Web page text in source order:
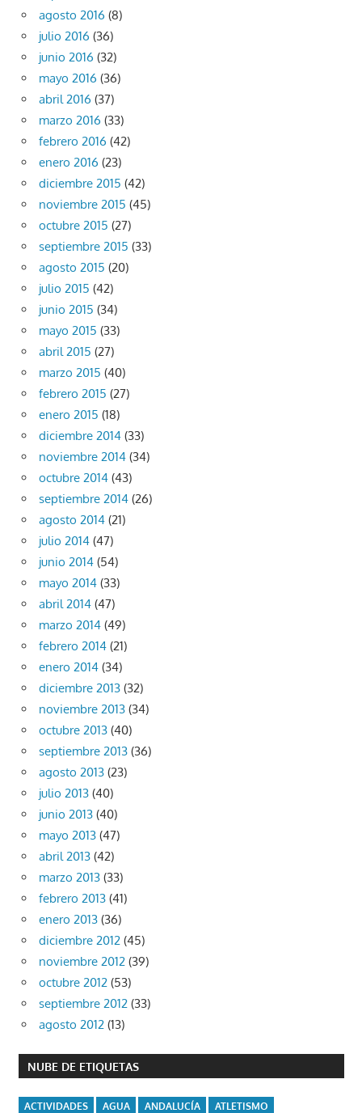
agosto 2016 (8)
julio 2016 (36)
junio 2016 (32)
mayo 2016 (36)
abril 2016 (37)
marzo 2016 (33)
febrero 2016 (42)
enero 2016 (23)
diciembre 2015 (42)
noviembre 2015 (45)
octubre 2015 (27)
septiembre 2015 (33)
agosto 2015 (20)
julio 2015 (42)
junio 2015 (34)
mayo 2015 (33)
abril 2015 (27)
marzo 2015 (40)
febrero 2015 (27)
enero 2015 (18)
diciembre 2014 (33)
noviembre 2014 (34)
octubre 2014 (43)
septiembre 2014 (26)
agosto 2014 (21)
julio 2014 (47)
junio 2014 (54)
mayo 2014 (33)
abril 2014 (47)
marzo 2014 (49)
febrero 2014 (21)
enero 2014 (34)
diciembre 2013 (32)
noviembre 2013 (34)
octubre 2013 (40)
septiembre 2013 (36)
agosto 2013 (23)
julio 2013 (40)
junio 2013 (40)
mayo 2013 (47)
abril 2013 (42)
marzo 2013 (33)
febrero 2013 (41)
enero 2013 (36)
diciembre 2012 (45)
noviembre 2012 (39)
octubre 2012 (53)
septiembre 2012 (33)
agosto 2012 (13)
NUBE DE ETIQUETAS
ACTIVIDADES AGUA ANDALUCÍA
ATLETISMO